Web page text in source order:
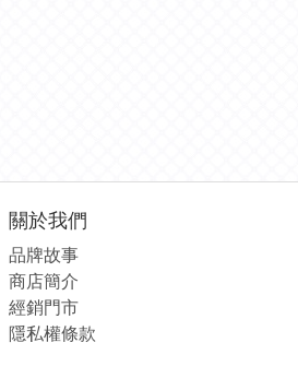
關於我們
品牌故事
商店簡介
經銷門市
隱私權條款